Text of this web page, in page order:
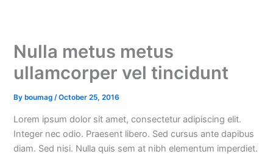
Nulla metus metus
ullamcorper vel tincidunt
By boumag/October 25, 2016
Lorem ipsum dolor sit amet, consectetur adipiscing elit.
Integer nec odio. Praesent libero. Sed cursus ante dapibus
diam. Sed nisi. Nulla quis sem at nibh elementum imperdiet.